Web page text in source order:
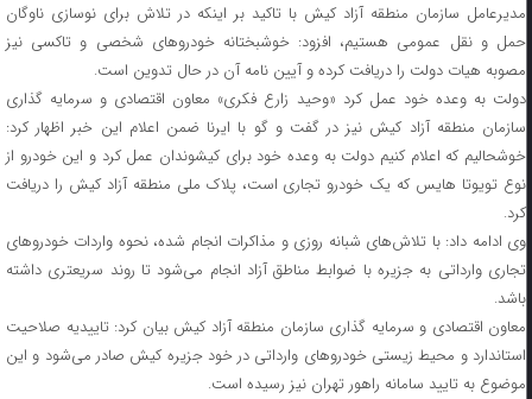
مدیرعامل سازمان منطقه آزاد کیش با تاکید بر اینکه در تلاش برای نوسازی ناوگان
حمل و نقل عمومی هستیم، افزود: خوشبختانه خودروهای شخصی و تاکسی نیز
مصوبه هیات دولت را دریافت کرده و آیین نامه آن در حال تدوین است.
دولت به وعده خود عمل کرد «وحید زارع فکری» معاون اقتصادی و سرمایه گذاری
سازمان منطقه آزاد کیش نیز در گفت و گو با ایرنا ضمن اعلام این خبر اظهار کرد:
خوشحالیم که اعلام کنیم دولت به وعده خود برای کیشوندان عمل کرد و این خودرو از
نوع تویوتا هایس که یک خودرو تجاری است، پلاک ملی منطقه آزاد کیش را دریافت
کرد.
وی ادامه داد: با تلاش‌های شبانه روزی و مذاکرات انجام شده، نحوه واردات خودروهای
تجاری وارداتی به جزیره با ضوابط مناطق آزاد انجام می‌شود تا روند سریعتری داشته
باشد.
معاون اقتصادی و سرمایه گذاری سازمان منطقه آزاد کیش بیان کرد: تاییدیه صلاحیت
استاندارد و محیط زیستی خودروهای وارداتی در خود جزیره کیش صادر می‌شود و این
موضوع به تایید سامانه راهور تهران نیز رسیده است.